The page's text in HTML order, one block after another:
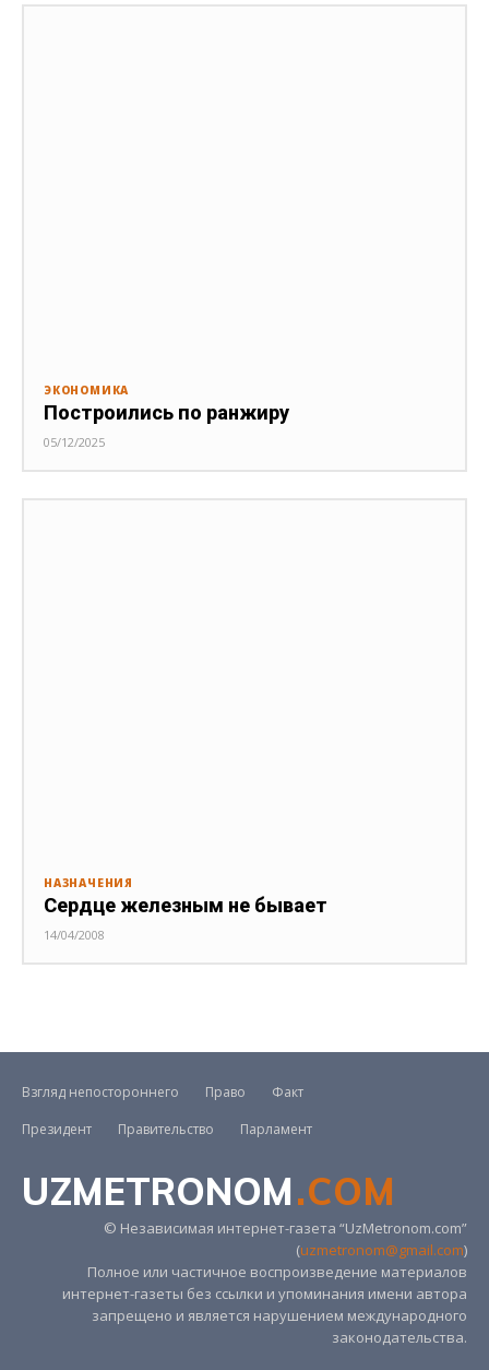
ЭКОНОМИКА
Построились по ранжиру
05/12/2025
НАЗНАЧЕНИЯ
Сердце железным не бывает
14/04/2008
Взгляд непостороннего Право
Факт
Президент
Правительство Парламент
UZMETRONOM.COM
© Независимая интернет-газета “UzMetronom.com”
(uzmetronom@gmail.com)
Полное или частичное воспроизведение материалов
интернет-газеты без ссылки и упоминания имени автора
запрещено и является нарушением международного
законодательства.